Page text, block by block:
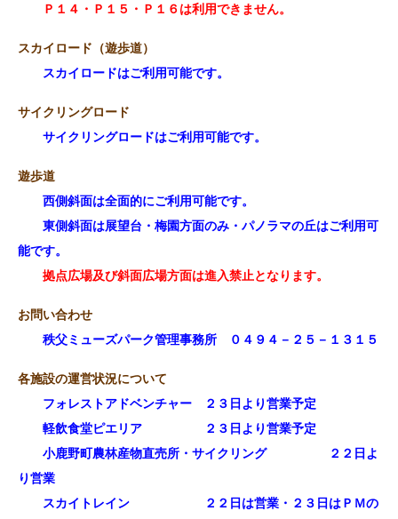
Ｐ１４・Ｐ１５・Ｐ１６は利用できません。
スカイロード（遊歩道）
スカイロードはご利用可能です。
サイクリングロード
サイクリングロードはご利用可能です。
遊歩道
西側斜面は全面的にご利用可能です。
東側斜面は展望台・梅園方面のみ・パノラマの丘はご利用可
能です。
拠点広場及び斜面広場方面は進入禁止となります。
お問い合わせ
秩父ミューズパーク管理事務所 ０４９４－２５－１３１５
各施設の運営状況について
フォレストアドベンチャー ２３日より営業予定
軽飲食堂ピエリア ２３日より営業予定
小鹿野町農林産物直売所・サイクリング ２２日よ
り営業
スカイトレイン ２２日は営業・２３日はＰＭの